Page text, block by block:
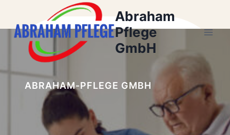
springen
Abraham
Pflege
GmbH
ABRAHAM-PFLEGE GMBH